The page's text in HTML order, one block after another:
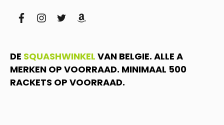
facebookinstagram
twitteramazon
DE SQUASHWINKEL VAN BELGIE. ALLE A
MERKEN OP VOORRAAD. MINIMAAL 500
RACKETS OP VOORRAAD.